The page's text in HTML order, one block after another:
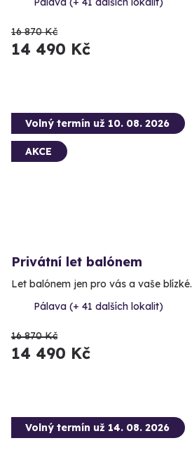
16 870 Kč
14 490 Kč
Volný termín už 10. 08. 2026
AKCE
Privátní let balónem
Let balónem jen pro vás a vaše blízké.
Pálava (+ 41 dalších lokalit)
16 870 Kč
14 490 Kč
Volný termín už 14. 08. 2026